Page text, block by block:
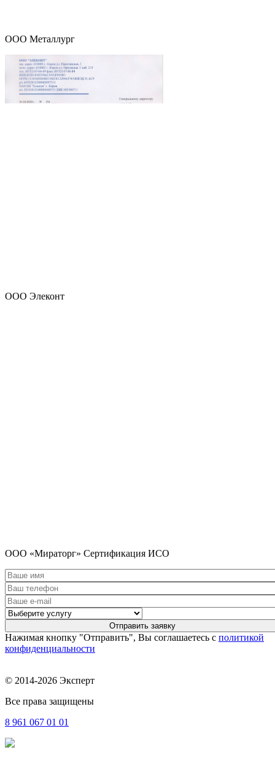
ООО Металлург
ООО Элеконт
ООО «Мираторг» Сертификация ИСО
Нажимая кнопку "Отправить", Вы соглашаетесь с политикой
конфиденциальности
© 2014-2026 Эксперт
Все права защищены
8 961 067 01 01